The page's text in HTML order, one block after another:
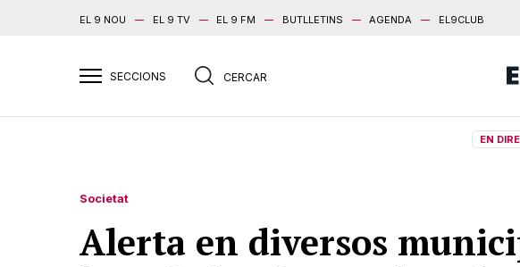
EL 9 NOU EL 9 TV EL 9 FM BUTLLETINS AGENDA EL9CLUB
EN
Societat
Alerta en diversos